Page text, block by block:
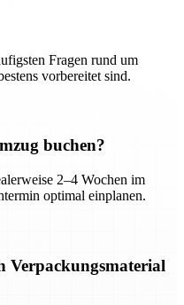
Fragen rund um
vorbereitet sind.
buchen?
2–4 Wochen im
optimal einplanen.
Verpackungsmaterial